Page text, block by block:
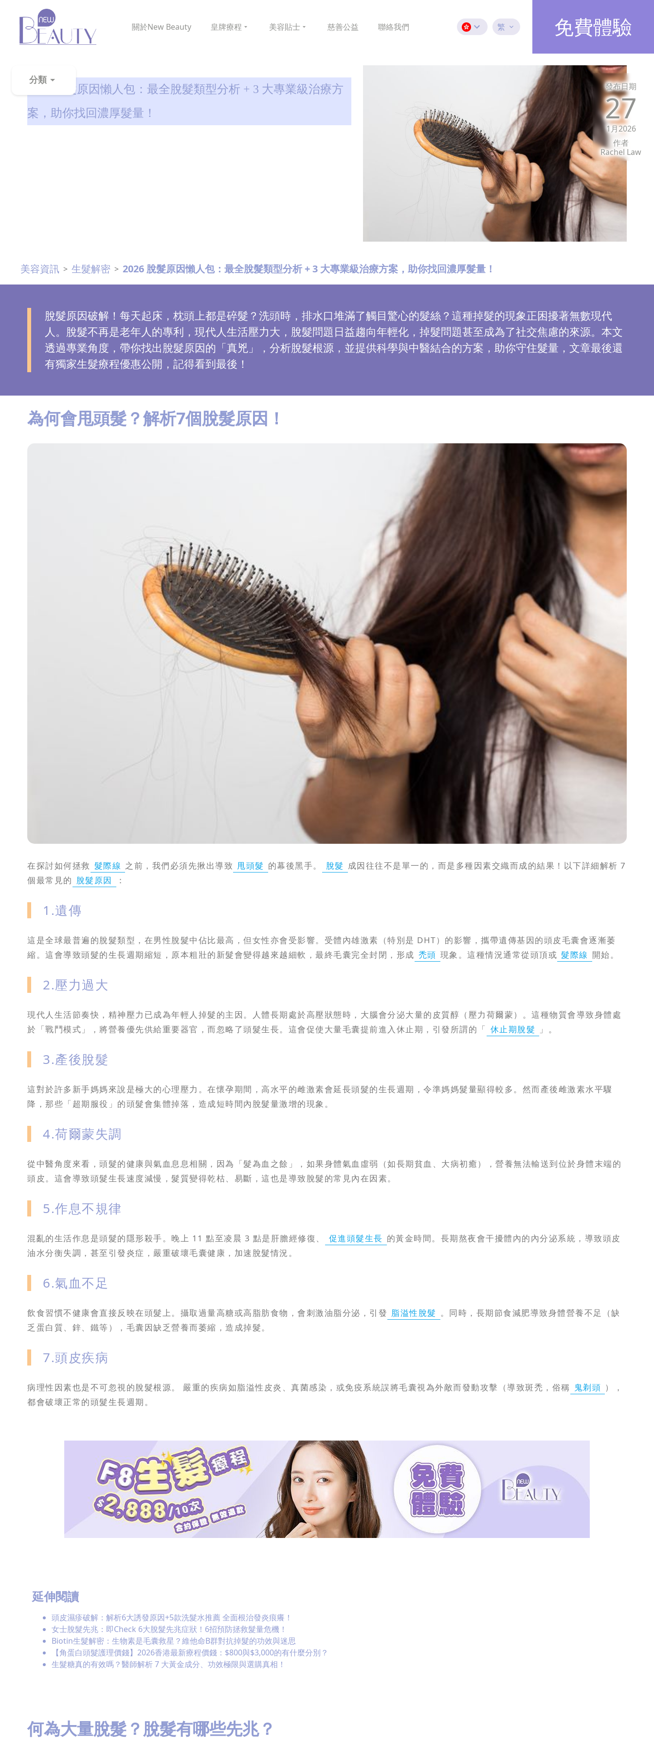
關於New Beauty 皇牌療程 美容貼士 慈善公益 聯絡我們 繁 免費體驗
分類
粉
刺
眼
袋
解
去
印
2026 脫髮原因懶人包：最全脫髮類型分析 + 3 大專業級治療方
案，助你找回濃厚髮量！
美容資訊 > 生髮解密 > 2026 脫髮原因懶人包：最全脫髮類型分析 + 3 大專業級治療方案，助你找回濃厚髮量！
發布日期
27
1月2026
作者
Rachel Law
脫髮原因破解！每天起床，枕頭上都是碎髮？洗頭時，排水口堆滿了觸目驚心的髮絲？這種掉髮的現象正困擾著無數現代
人。脫髮不再是老年人的專利，現代人生活壓力大，脫髮問題日益趨向年輕化，掉髮問題甚至成為了社交焦慮的來源。本文
透過專業角度，帶你找出脫髮原因的「真兇」，分析脫髮根源，並提供科學與中醫結合的方案，助你守住髮量，文章最後還
有獨家生髮療程優惠公開，記得看到最後！
為何會甩頭髮？解析7個脫髮原因！
在探討如何拯救 髮際線 之前，我們必須先揪出導致 甩頭髮 的幕後黑手。 脫髮 成因往往不是單一的，而是多種因素交織而成的結果！以下詳細解析 7
個最常見的 脫髮原因 ：
1.遺傳
這是全球最普遍的脫髮類型，在男性脫髮中佔比最高，但女性亦會受影響。受體內雄激素（特別是 DHT）的影響，攜帶遺傳基因的頭皮毛囊會逐漸萎
縮。這會導致頭髮的生長週期縮短，原本粗壯的新髮會變得越來越細軟，最終毛囊完全封閉，形成 禿頭 現象。這種情況通常從頭頂或 髮際線 開始。
2.壓力過大
現代人生活節奏快，精神壓力已成為年輕人掉髮的主因。人體長期處於高壓狀態時，大腦會分泌大量的皮質醇（壓力荷爾蒙）。這種物質會導致身體處
於「戰鬥模式」，將營養優先供給重要器官，而忽略了頭髮生長。這會促使大量毛囊提前進入休止期，引發所謂的「 休止期脫髮 」。
3.產後脫髮
這對於許多新手媽媽來說是極大的心理壓力。在懷孕期間，高水平的雌激素會延長頭髮的生長週期，令準媽媽髮量顯得較多。然而產後雌激素水平驟
降，那些「超期服役」的頭髮會集體掉落，造成短時間內脫髮量激增的現象。
4.荷爾蒙失調
從中醫角度來看，頭髮的健康與氣血息息相關，因為「髮為血之餘」，如果身體氣血虛弱（如長期貧血、大病初癒），營養無法輸送到位於身體末端的
頭皮。這會導致頭髮生長速度減慢，髮質變得乾枯、易斷，這也是導致脫髮的常見內在因素。
5.作息不規律
混亂的生活作息是頭髮的隱形殺手。晚上 11 點至凌晨 3 點是肝膽經修復、 促進頭髮生長 的黃金時間。長期熬夜會干擾體內的內分泌系統，導致頭皮
油水分衡失調，甚至引發炎症，嚴重破壞毛囊健康，加速脫髮情況。
6.氣血不足
飲食習慣不健康會直接反映在頭髮上。攝取過量高糖或高脂肪食物，會刺激油脂分泌，引發 脂溢性脫髮 。同時，長期節食減肥導致身體營養不足（缺
乏蛋白質、鋅、鐵等），毛囊因缺乏營養而萎縮，造成掉髮。
7.頭皮疾病
病理性因素也是不可忽視的脫髮根源。 嚴重的疾病如脂溢性皮炎、真菌感染，或免疫系統誤將毛囊視為外敵而發動攻擊（導致斑禿，俗稱 鬼剃頭 ），
都會破壞正常的頭髮生長週期。
延伸閱讀
頭皮濕疹破解：解析6大誘發原因+5款洗髮水推薦 全面根治發炎痕癢！
女士脫髮先兆：即Check 6大脫髮先兆症狀！6招預防拯救髮量危機！
Biotin生髮解密：生物素是毛囊救星？維他命B群對抗掉髮的功效與迷思
【角蛋白頭髮護理價錢】2026香港最新療程價錢：$800與$3,000的有什麼分別？
生髮糖真的有效嗎？醫師解析 7 大黃金成分、功效極限與選購真相！
何為大量脫髮？脫髮有哪些先兆？